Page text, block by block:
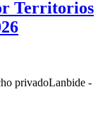
Territorios
privadoLanbide -